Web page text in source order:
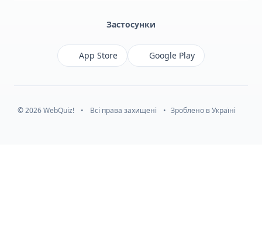
Застосунки
App Store Google Play
© 2026 WebQuiz! • Всі права захищені • Зроблено в Україні